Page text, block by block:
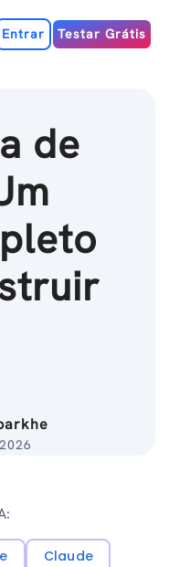
Entrar Testar Grátis
de
Claude